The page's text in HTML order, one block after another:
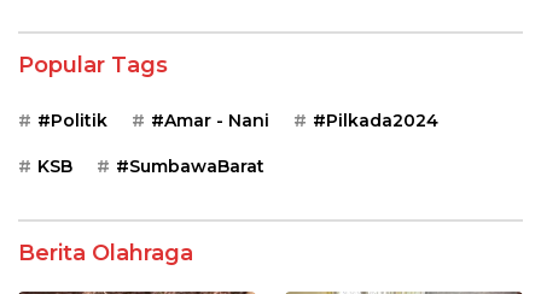
Popular Tags
#Politik #Amar - Nani #Pilkada2024
KSB #SumbawaBarat
Berita Olahraga